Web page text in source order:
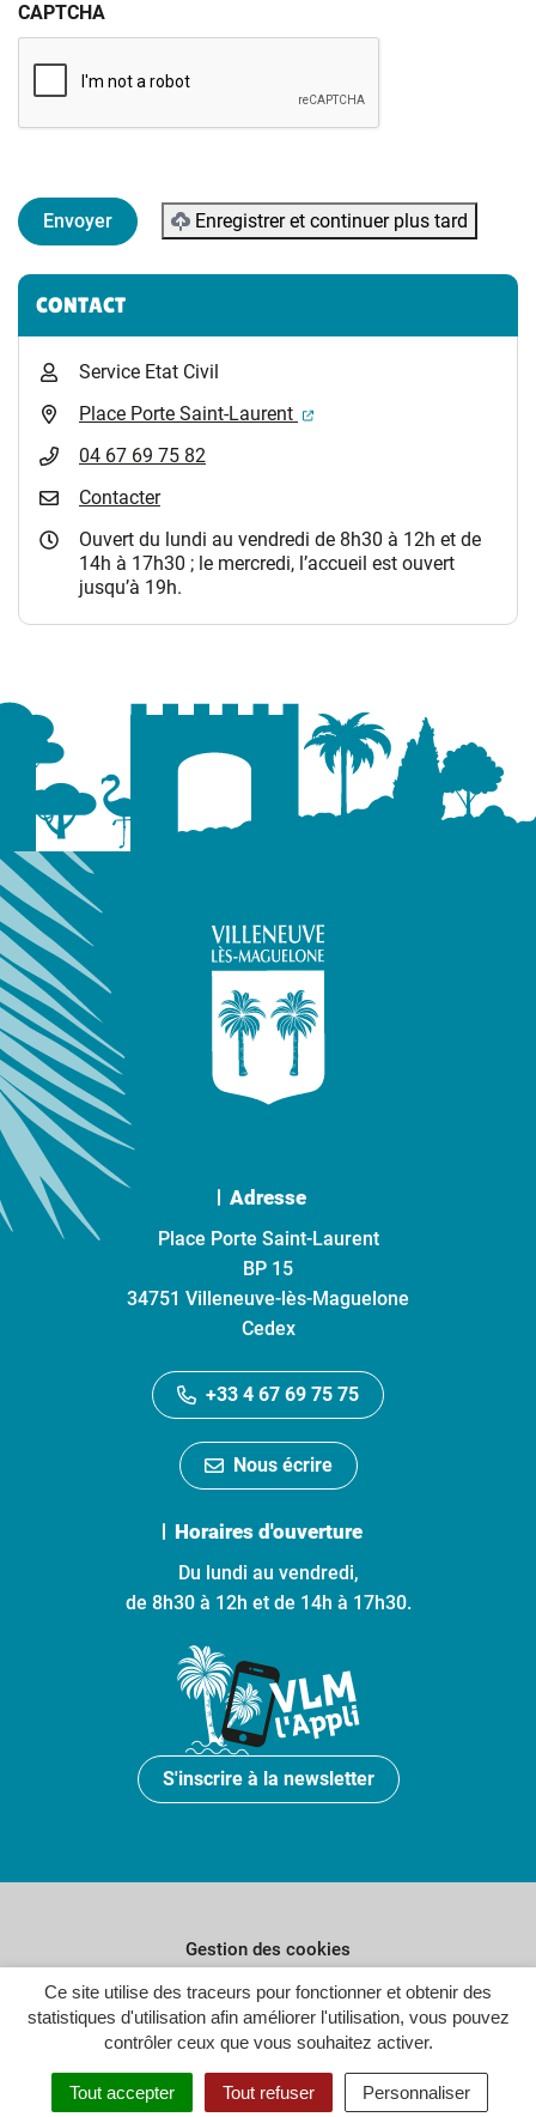
Ce site utilise des traceurs pour fonctionner et obtenir des
statistiques d'utilisation afin améliorer l'utilisation, vous pouvez
contrôler ceux que vous souhaitez activer.
Tout accepter Tout refuser Personnaliser
CAPTCHA
Enregistrer et continuer plus tard
Informations complémentaires
CONTACT
Service Etat Civil
Place Porte Saint-Laurent
(ouverture dans un
04 67 69 75 82
Contacter
Ouvert du lundi au vendredi de 8h30 à 12h et de
14h à 17h30 ; le mercredi, l’accueil est ouvert
jusqu’à 19h.
Adresse
Place Porte Saint-Laurent
BP 15
34751 Villeneuve-lès-Maguelone
Cedex
+33 4 67 69 75 75
Nous écrire
Horaires d'ouverture
Du lundi au vendredi,
de 8h30 à 12h et de 14h à 17h30.
S'inscrire à la newsletter
Gestion des cookies
Plan du site
Politique de confidentialité
Crédits